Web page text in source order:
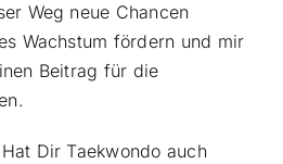
Weg neue Chancen
Wachstum fördern und mir
Beitrag für die
Hat Dir Taekwondo auch